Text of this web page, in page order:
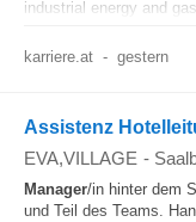
industrial energy and
karriere.at - gestern
Assistenz
EVA,VILLAGE -
Manager/in hinter dem
und Teil des Teams.